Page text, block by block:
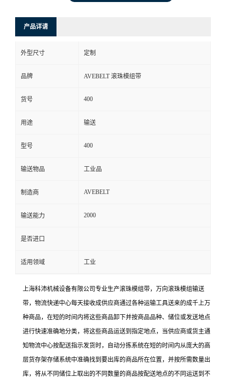
产品详请
外型尺寸 定制
品牌 AVEBELT 滚珠模组带
货号 400
用途 输送
型号 400
输送物品 工业品
制造商 AVEBELT
输送能力 2000
是否进口
适用领域 工业
上海科沛机械设备有限公司专业生产滚珠模组带，万向滚珠模组输送
带，物流快递中心每天接收成供应商通过各种运输工具送来的成千上万
种商品，在短的时间内将这些商品卸下并按商品品种、储位或发送地点
进行快速准确地分类，将这些商品运送到指定地点，当供应商或货主通
知物流中心按配送指示发货时，自动分拣系统在短的时间内从庞大的高
层货存架存储系统中准确找到要出库的商品所在位置，并按所需数量出
库，将从不同储位上取出的不同数量的商品按配送地点的不同运送到不